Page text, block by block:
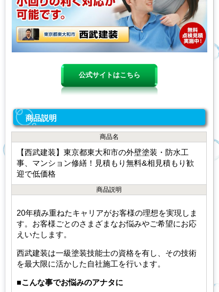
公式サイトはこちら
商品説明
商品名
【西武建装】東京都東大和市の外壁塗装・防水工
事、マンション修繕！見積もり無料&相見積もり歓
迎で低価格
商品説明
20年積み重ねたキャリアがお客様の理想を実現しま
す。お客様ごとのさまざまなお悩みやご希望にお応
えいたします。
西武建装は一級塗装技能士の資格を有し、その技術
を最大限に活かした自社施工を行います。
■こんな事でお悩みのアナタに